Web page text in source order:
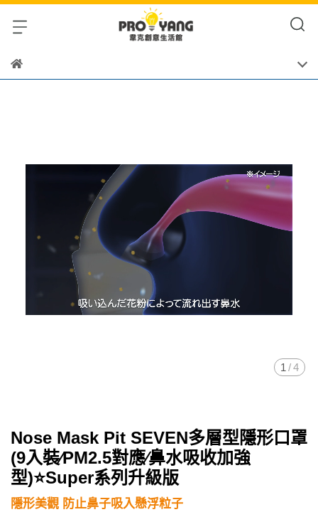
1 /4
Nose Mask Pit SEVEN多層型隱形口罩
(9入裝∕PM2.5對應∕鼻水吸收加強
型)⭐Super系列升級版
隱形美觀 防止鼻子吸入懸浮粒子